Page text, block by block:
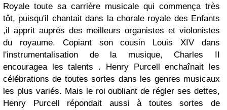
Royale toute sa carrière musicale qui commença très
tôt, puisqu'il chantait dans la chorale royale des Enfants
,il apprit auprès des meilleurs organistes et violonistes
du royaume. Copiant son cousin Louis XIV dans
l'instrumentalisation de la musique, Charles II
encouragea les talents . Henry Purcell enchaînait les
célébrations de toutes sortes dans les genres musicaux
les plus variés. Mais le roi oubliant de régler ses dettes,
Henry Purcell répondait aussi à toutes sortes de